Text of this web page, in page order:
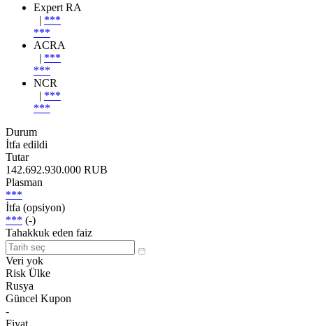
Expert RA
| ***
***
ACRA
| ***
***
NCR
| ***
***
Durum
İtfa edildi
Tutar
142.692.930.000 RUB
Plasman
***
İtfa (opsiyon)
*** (-)
Tahakkuk eden faiz
Veri yok
Risk Ülke
Rusya
Güncel Kupon
-
Fiyat